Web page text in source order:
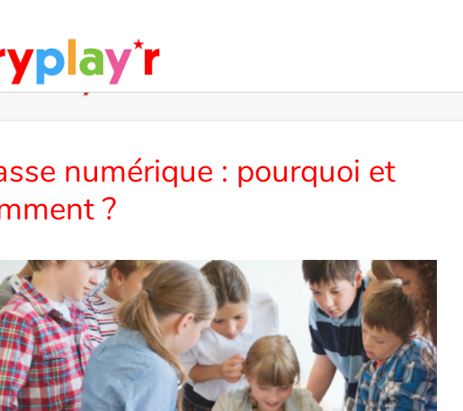
numérique : pourquoi et
?